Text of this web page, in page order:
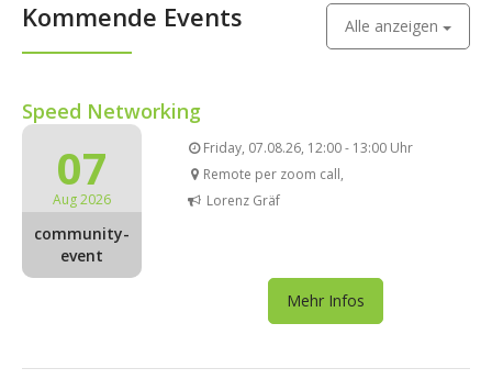
Kommende Events Alle anzeigen
Speed Networking
07
Aug 2026
community-
event
Friday, 07.08.26, 12:00 - 13:00 Uhr
Remote per zoom call,
Lorenz Gräf
Mehr Infos